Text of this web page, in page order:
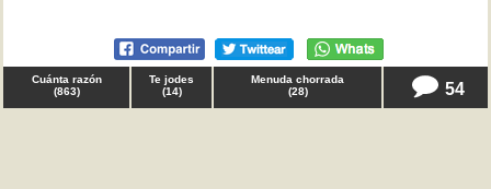
Cuánta razón
(863)
Te jodes
(14)
Menuda chorrada
(28) 54